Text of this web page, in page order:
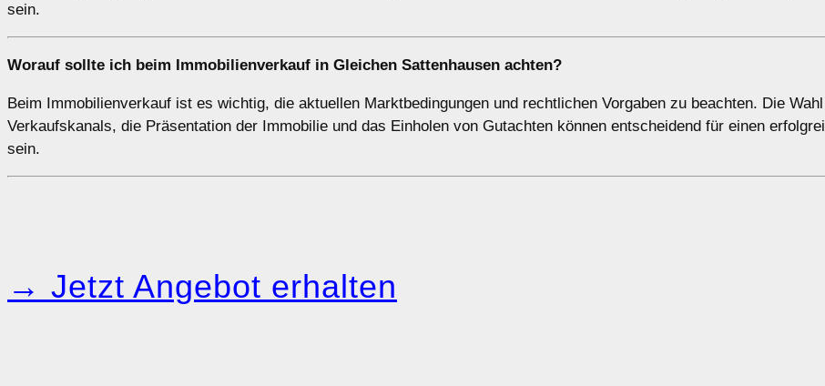
sein.
Worauf sollte ich beim Immobilienverkauf in Gleichen Sattenhausen achten?
Beim Immobilienverkauf ist es wichtig, die aktuellen Marktbedingungen und rechtlichen Vorgaben zu beachten. Die
Verkaufskanals, die Präsentation der Immobilie und das Einholen von Gutachten können entscheidend für einen
sein.
→ Jetzt Angebot erhalten